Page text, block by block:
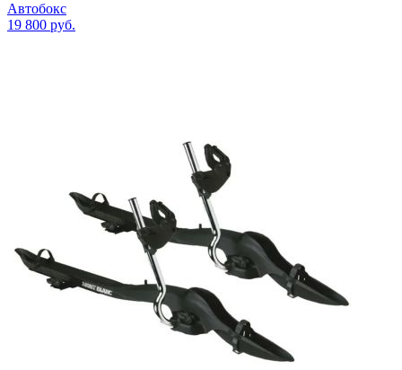
Автобокс
19 800 руб.